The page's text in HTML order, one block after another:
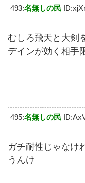
493:名無しの民
むしろ飛天と大剣
デインが効く相手
495:名無しの民
ガチ耐性じゃなけ
うんけ